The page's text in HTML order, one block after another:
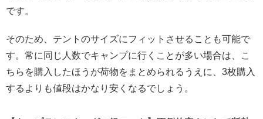
です。
そのため、テントのサイズにフィットさせることも可能で
す。常に同じ人数でキャンプに行くことが多い場合は、こ
ちらを購入したほうが荷物をまとめられるうえに、3枚購入
するよりも値段はかなり安くなるでしょう。